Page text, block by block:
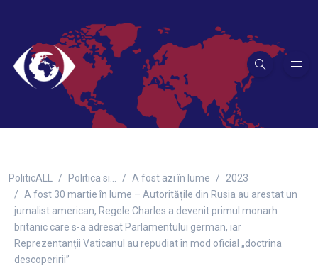
PoliticALL Politica si… A fost azi în lume
2023
A fost 30 martie în lume – Autoritățile din Rusia au arestat un
jurnalist american, Regele Charles a devenit primul monarh
britanic care s-a adresat Parlamentului german, iar
Reprezentanții Vaticanul au repudiat în mod oficial „doctrina
descoperirii”